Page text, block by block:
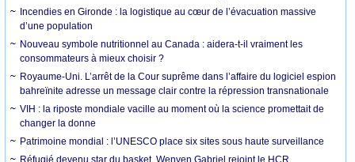
Incendies en Gironde : la logistique au cœur de l’évacuation massive
d’une population
Nouveau symbole nutritionnel au Canada : aidera-t-il vraiment les
consommateurs à mieux choisir ?
Royaume-Uni. L’arrêt de la Cour suprême dans l’affaire du logiciel espion
bahreïnite adresse un message clair contre la répression transnationale
VIH : la riposte mondiale vacille au moment où la science promettait de
changer la donne
Patrimoine mondial : l’UNESCO place six sites sous haute surveillance
Réfugié devenu star du basket, Wenyen Gabriel rejoint le HCR